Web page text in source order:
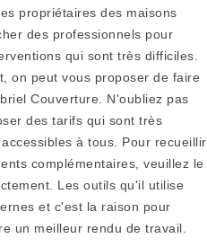
propriétaires des maisons
des professionnels pour
qui sont très difficiles.
on peut vous proposer de faire
Couverture. N'oubliez pas
des tarifs qui sont très
à tous. Pour recueillir
complémentaires, veuillez le
Les outils qu'il utilise
et c'est la raison pour
un meilleur rendu de travail.